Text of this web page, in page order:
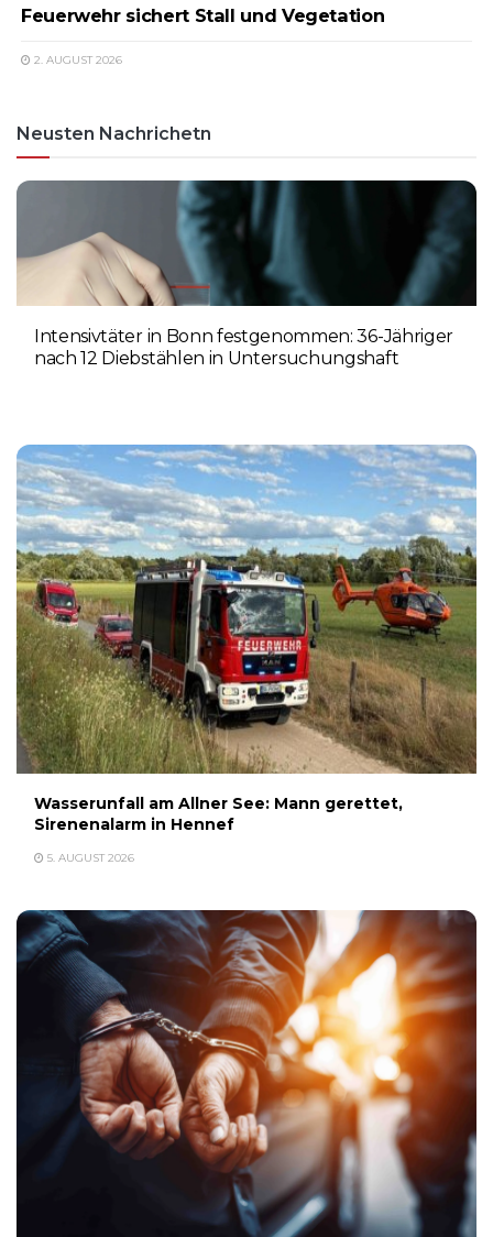
Feuerwehr sichert Stall und Vegetation
2. AUGUST 2026
Neusten Nachrichetn
Intensivtäter in Bonn festgenommen: 36-Jähriger
nach 12 Diebstählen in Untersuchungshaft
Wasserunfall am Allner See: Mann gerettet,
Sirenenalarm in Hennef
5. AUGUST 2026